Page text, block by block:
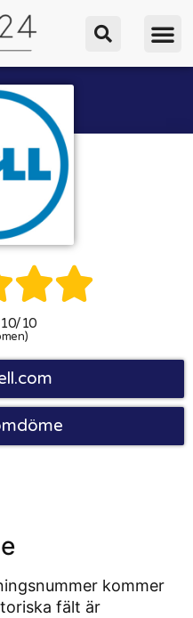

10/10
kommer
fält är